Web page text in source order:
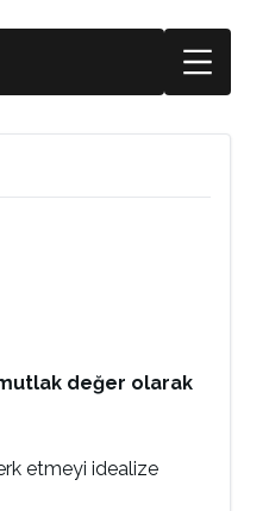
değer olarak
etmeyi idealize